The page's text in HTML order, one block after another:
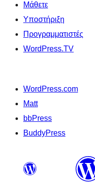
Μάθετε
Υποστήριξη
Προγραμματιστές
WordPress.TV
WordPress.com
Matt
bbPress
BuddyPress